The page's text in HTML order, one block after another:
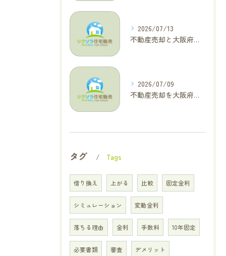
2026/07/13
不動産売却と大阪府四條畷市で利益最大化を叶えるコラム特集
2026/07/09
不動産売却を大阪府交野市で成功に導く三大タブー回避と高価格査定の極意
タグ Tags
借り換え 上がる 比較 固定金利
シミュレーション 変動金利
落ちる理由 金利 手数料 10年固定
必要書類 審査 デメリット